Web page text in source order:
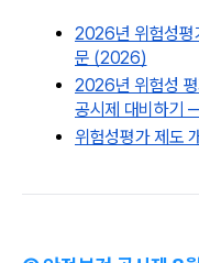
2026년 위험성평
문 (2026)
2026년 위험성
공시제 대비하기
위험성평가 제도